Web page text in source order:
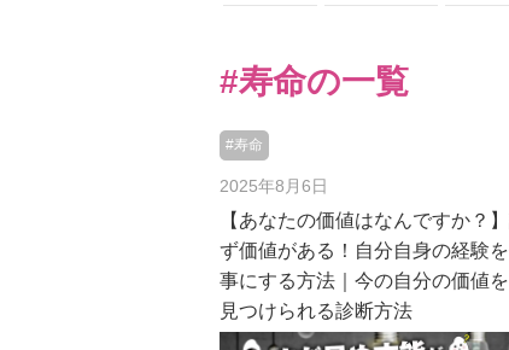
#寿命の一覧
#寿命
2025年8月6日
【あなたの価値はなんですか？
ず価値がある！自分自身の経験
事にする方法｜今の自分の価値を
見つけられる診断方法